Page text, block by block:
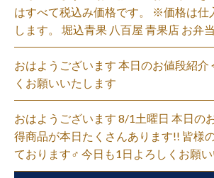
はすべて税込み価格です。 ※価格は仕
します。 堀込青果 八百屋 青果店 お弁
おはようございます 本日のお値段紹介
くお願いいたします
おはようございます 8/1土曜日 本日の
得商品が本日たくさんあります!! 皆様
ております‍♂️ 今日も1日よろしくお願